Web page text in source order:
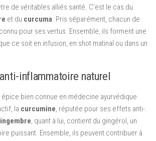
de véritables alliés santé. C’est le cas du
et du curcuma. Pris séparément, chacun de
pour ses vertus. Ensemble, ils forment une
ce soit en infusion, en shot matinal ou dans un
inflammatoire naturel
épice bien connue en médecine ayurvédique
la curcumine, réputée pour ses effets anti-
, quant à lui, contient du gingérol, un
puissant. Ensemble, ils peuvent contribuer à